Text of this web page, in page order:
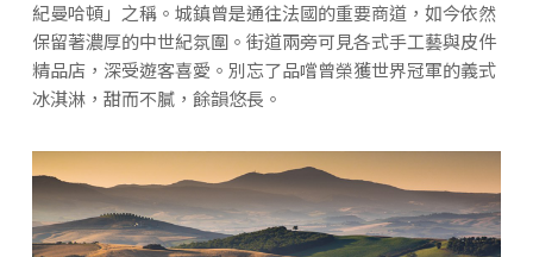
紀曼哈頓」之稱。城鎮曾是通往法國的重要商道，如今依然
保留著濃厚的中世紀氛圍。街道兩旁可見各式手工藝與皮件
精品店，深受遊客喜愛。別忘了品嚐曾榮獲世界冠軍的義式
冰淇淋，甜而不膩，餘韻悠長。